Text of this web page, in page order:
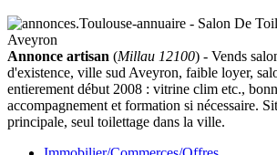
Annonce artisan (Millau 12100) - Vends
d'existence, ville sud Aveyron, faible loyer,
entierement début 2008 : vitrine clim etc.,
accompagnement et formation si nécessaire.
principale, seul toilettage dans la ville.